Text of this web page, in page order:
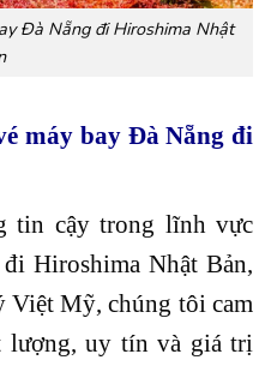
Đà Nẵng đi Hiroshima Nhật
máy bay Đà Nẵng đi
tin cậy trong lĩnh vực
Hiroshima Nhật Bản,
Mỹ, chúng tôi cam
lượng, uy tín và giá trị